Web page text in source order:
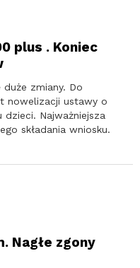
plus . Koniec
zmiany. Do
nowelizacji ustawy o
Najważniejsza
składania wniosku.
Nagłe zgony